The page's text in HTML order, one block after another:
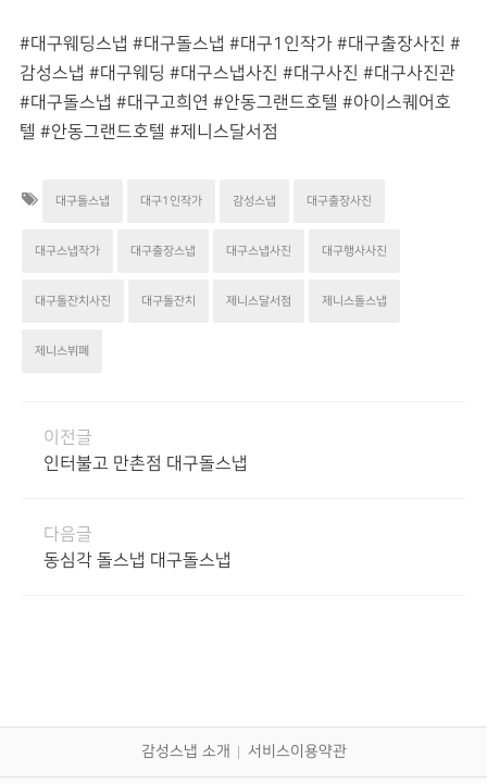
#대구웨딩스냅 #대구돌스냅 #대구1인작가 #대구출장사진 #
감성스냅 #대구웨딩 #대구스냅사진 #대구사진 #대구사진관
#대구돌스냅 #대구고희연 #안동그랜드호텔 #아이스퀘어호
텔 #안동그랜드호텔 #제니스달서점
대구돌스냅 대구1인작가 감성스냅 대구출장사진
대구스냅작가 대구출장스냅 대구스냅사진 대구행사사진
대구돌잔치사진 대구돌잔치 제니스달서점 제니스돌스냅
제니스뷔폐
이전글
인터불고 만촌점 대구돌스냅
다음글
동심각 돌스냅 대구돌스냅
감성스냅 소개 서비스이용약관